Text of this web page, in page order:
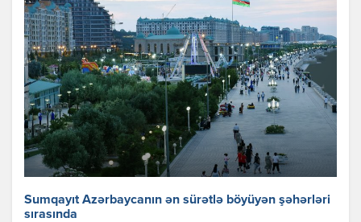
Sumqayıt Azərbaycanın ən sürətlə böyüyən şəhərləri
sırasında